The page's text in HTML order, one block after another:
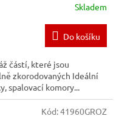
Skladem
Do košíku
částí, které jsou
zkorodovaných Ideální
spalovací komory...
Kód:41960GROZ